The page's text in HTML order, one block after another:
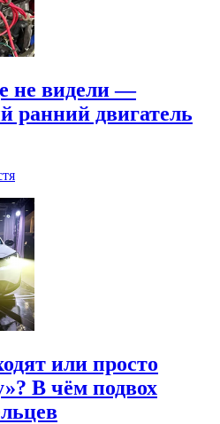
не видели —
ранний двигатель
или просто
В чём подвох